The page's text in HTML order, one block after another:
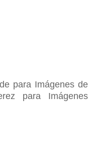
para Imágenes de
para Imágenes